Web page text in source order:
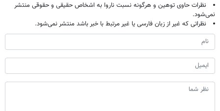
نظرات حاوی توهین و هرگونه نسبت ناروا به اشخاص حقیقی و حقوقی منتشر
نمی‌شود.
نظراتی که غیر از زبان فارسی یا غیر مرتبط با خبر باشد منتشر نمی‌شود.